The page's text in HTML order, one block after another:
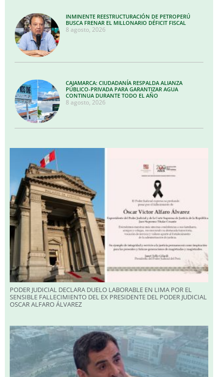
INMINENTE REESTRUCTURACIÓN DE PETROPERÚ
BUSCA FRENAR EL MILLONARIO DÉFICIT FISCAL
8 agosto, 2026
CAJAMARCA: CIUDADANÍA RESPALDA ALIANZA
PÚBLICO-PRIVADA PARA GARANTIZAR AGUA
CONTINUA DURANTE TODO EL AÑO
8 agosto, 2026
PODER JUDICIAL DECLARA DUELO LABORABLE EN LIMA POR EL
SENSIBLE FALLECIMIENTO DEL EX PRESIDENTE DEL PODER JUDICIAL
OSCAR ALFARO ÁLVAREZ